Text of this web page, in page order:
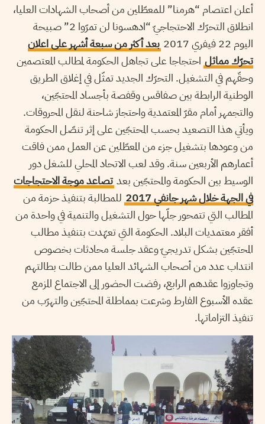
أعلن اعتصام “هرمنا” للمعطّلين من أصحاب الشهادات العليا،
انطلاق التحرّك الاحتجاجيّ “ادهسونا لن تمرّوا 2” صبيحة
اليوم 22 فيفري 2017
بعد أكثر من سبعة أشهر على اعلان
تحرّك مماثل احتجاجا على تجاهل الحكومة لمطالب المعتصمين
وحقّهم في التشغيل. التحرّك الجديد تمثّل في إغلاق الطريق
الوطنية الرابطة بين صفاقس وقفصة بأجساد المحتجّين،
والتجمهر أمام مقرّ المعتمدية واحتجاز شاحنة لنقل المحروقات.
ويأتي هذا التصعيد بحسب المحتجّين على إثر تنصّل الحكومة
من وعودها بتشغيل جزء من المعطّلين عن العمل ممن فاقت
أعمارهم الأربعين سنة. وقد لعب الاتحاد المحلي للشغل دور
الوسيط بين الحكومة والمحتجّين بعد تصاعد موجة الاحتجاجات
في الجهة خلال شهر جانفي 2017
للمطالبة بتنفيذ حزمة من
المطالب التي تتمحور جلّها حول التشغيل والتنمية في واحدة من
أفقر معتمديات البلاد. الحكومة التي تعهّدت بتنفيذ مطالب
المحتجّين بشكل تدريجيّ وعقد جلسة محادثات بخصوص
انتداب عدد من أصحاب الشهائد العليا ممن طالت بطالتهم
وتجاوزوا عقدهم الرابع، رفضت الحضور إلى الاجتماع المزمع
عقده الأسبوع الفارط وشرعت بمماطلة المحتجّين والتهرّب من
تنفيذ التزاماتها.